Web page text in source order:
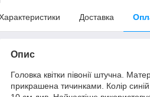
Доставка
Опис
Головка квітки півонії штучна.
прикрашена тичинками. Колір